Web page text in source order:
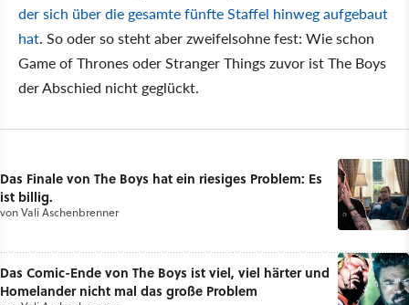
der sich über die gesamte fünfte Staffel hinweg aufgebaut
hat. So oder so steht aber zweifelsohne fest: Wie schon
Game of Thrones oder Stranger Things zuvor ist The Boys
der Abschied nicht geglückt.
Das Finale von The Boys hat ein riesiges Problem: Es
ist billig.
vonVali Aschenbrenner
Das Comic-Ende von The Boys ist viel, viel härter und
Homelander nicht mal das große Problem